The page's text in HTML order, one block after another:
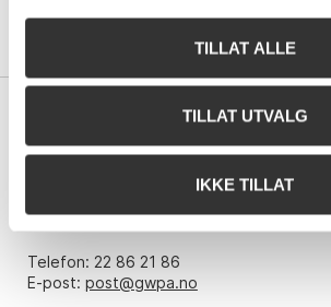
TILLAT ALLE
TILLAT UTVALG
IKKE TILLAT
Grev Wedels Plass Auksjoner AS
0151 Oslo
Telefon: 22 86 21 86
E-post: post@gwpa.no